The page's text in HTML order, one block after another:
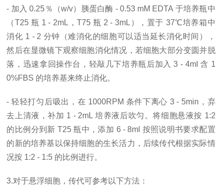
- 加入 0.25％（w/v）胰蛋白酶 - 0.53 mM EDTA 于培养瓶中
（T25 瓶 1 - 2mL，T75 瓶 2 - 3mL），置于 37℃培养箱中
消化 1 - 2 分钟（难消化的细胞可以适当延长消化时间），
然后在显微镜下观察细胞消化情况，若细胞大部分变圆并脱
落，迅速拿回操作台，轻敲几下培养瓶后加入 3 - 4ml 含 1
0%FBS 的培养基来终止消化。
- 轻轻打匀后吸出，在 1000RPM 条件下离心 3 - 5min，弃
去上清液，补加 1 - 2mL 培养液后吹匀。将细胞悬液按 1:2
的比例分到新 T25 瓶中，添加 6 - 8ml 按照说明书要求配置
的新的培养基以保持细胞的生长活力，后续传代根据实际情
况按 1:2 - 1:5 的比例进行。
3.对于悬浮细胞，传代可参考以下方法：